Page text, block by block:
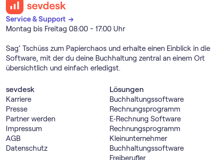
Service & Support →
Montag bis Freitag 08:00 - 17:00 Uhr
Sag’ Tschüss zum Papierchaos und erhalte einen Einblick in die
Software, mit der du deine Buchhaltung zentral an einem Ort
übersichtlich und einfach erledigst.
sevdesk
Karriere
Presse
Partner werden
Impressum
AGB
Datenschutz
Lösungen
Buch­haltungs­software
Rechnungs­programm
E‑Rechnung Software
Rechnungs­programm
Kleinunternehmer
Buch­haltungs­software
Freiberufler